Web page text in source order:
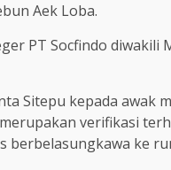
Aek Loba.
PT Socfindo diwakili
Sitepu kepada awak
verifikasi
berbelasungkawa ke